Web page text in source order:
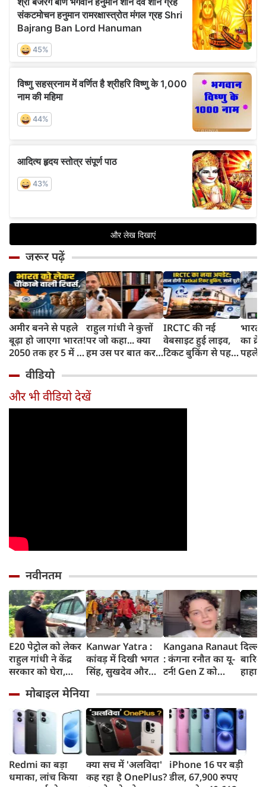
जरूर पढ़ें
अमीर बनने से पहले
बूढ़ा हो जाएगा भारत!
2050 तक हर 5 में 1
साल से ज्यादा उम्र का
राहुल गांधी ने कुत्तों
पर जो कहा... क्या
हम उस पर बात कर
IRCTC की नई
वेबसाइट हुई लाइव,
टिकट बुकिंग से पहले
काम, जानें पूरा
भारत
का
पहले
और
वीडियो
और भी वीडियो देखें
नवीनतम
E20 पेट्रोल को लेकर
राहुल गांधी ने केंद्र
सरकार को घेरा,
लोगों की गाड़ियां हो
रहीं खराब, BJP ने
बताया खराब
पटकथा
Kanwar Yatra :
कांवड़ में दिखी भगत
सिंह, सुखदेव और
अमरगाथा,
शिवभक्तों ने अनोखे
अंदाज में दी
श्रद्धांजलि
Kangana Ranaut
: कंगना रनौत का यू-
टर्न! Gen Z को
'सबसे बड़ी ताकत',
कुछ दिन पहले
प्रदर्शनकारियों को
कहा था 'जेनरेशन
गटर'
जाम
सड़कों
तक
मोबाइल मेनिया
Redmi का बड़ा
धमाका, लांच किया
क्या सच में 'अलविदा'
कह रहा है OnePlus?
iPhone 16 पर बड़ी
डील, 67,900 रुपए